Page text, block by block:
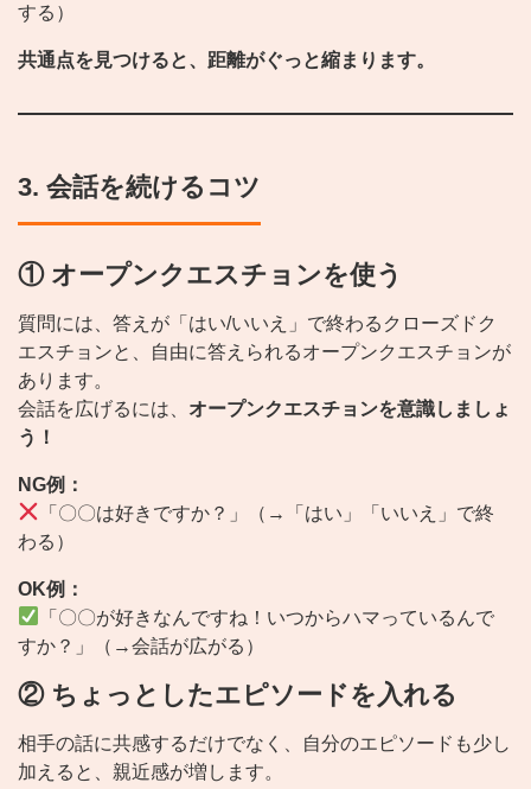
する）
共通点を見つけると、距離がぐっと縮まります。
3. 会話を続けるコツ
① オープンクエスチョンを使う
質問には、答えが「はい/いいえ」で終わるクローズドク
エスチョンと、自由に答えられるオープンクエスチョンが
あります。
会話を広げるには、 オープンクエスチョンを意識しましょ
う！
NG例：
「〇〇は好きですか？」（→「はい」「いいえ」で終
わる）
OK例：
「〇〇が好きなんですね！いつからハマっているんで
すか？」（→会話が広がる）
② ちょっとしたエピソードを入れる
相手の話に共感するだけでなく、自分のエピソードも少し
加えると、親近感が増します。